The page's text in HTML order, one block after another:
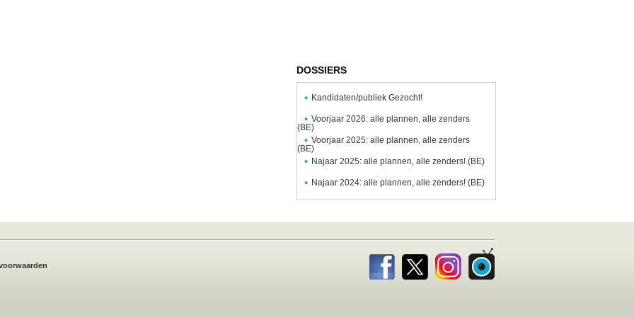
DOSSIERS
Kandidaten/publiek Gezocht!
Voorjaar 2026: alle plannen, alle zenders
(BE)
Voorjaar 2025: alle plannen, alle zenders
(BE)
Najaar 2025: alle plannen, alle zenders! (BE)
Najaar 2024: alle plannen, alle zenders! (BE)